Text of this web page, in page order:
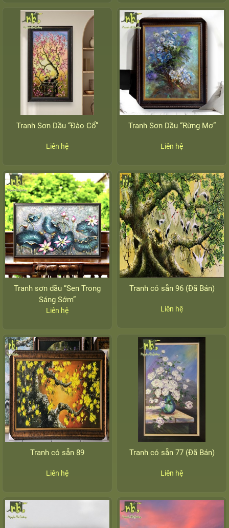
Tranh Sơn Dầu “Đào Cổ”
Liên hệ
Tranh Sơn Dầu “Rừng Mơ”
Liên hệ
Tranh sơn dầu “Sen Trong
Sáng Sớm”
Liên hệ
Tranh có sẵn 96 (Đã Bán)
Liên hệ
Tranh có sẵn 89
Liên hệ
Tranh có sẵn 77 (Đã Bán)
Liên hệ